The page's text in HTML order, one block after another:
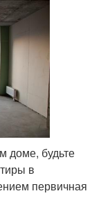
доме, будьте
в
первичная